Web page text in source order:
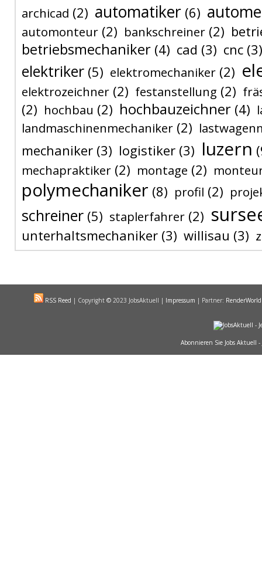
archicad (2) automatiker (6)
automonteur (2) bankschreiner (2)
betriebsmechaniker (4) cad (3) cnc (3)
elektriker (5) elektromechaniker (2)
elektrozeichner (2) festanstellung (2)
(2) hochbau (2) hochbauzeichner (4)
landmaschinenmechaniker (2)
mechaniker (3) logistiker (3) luzern
mechapraktiker (2) montage (2)
polymechaniker (8) profil (2)
schreiner (5) staplerfahrer (2)
unterhaltsmechaniker (3) willisau (3)
RSS Reed | Copyright © 2023 JobsAktuell | Impressum | Partner: RenderWorld
Abonnieren Sie Jobs Aktuell